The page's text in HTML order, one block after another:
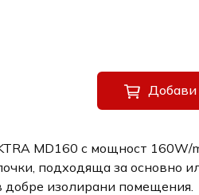
Добави
MD160 с мощност 160W/
подходяща за основно
изолирани помещения.